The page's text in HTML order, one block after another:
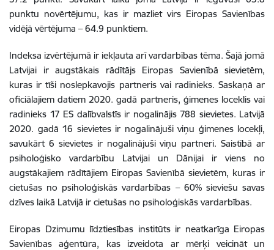
punktu novērtējumu, kas ir mazliet virs Eiropas Savienības
vidējā vērtējuma – 64.9 punktiem.
Indeksa izvērtējumā ir iekļauta arī vardarbības tēma. Šajā jomā
Latvijai ir augstākais rādītājs Eiropas Savienībā sievietēm,
kuras ir tīši noslepkavojis partneris vai radinieks. Saskaņā ar
oficiālajiem datiem 2020. gadā partneris, ģimenes loceklis vai
radinieks 17 ES dalībvalstīs ir nogalinājis 788 sievietes. Latvijā
2020. gadā 16 sievietes ir nogalinājuši viņu ģimenes locekļi,
savukārt 6 sievietes ir nogalinājuši viņu partneri. Saistībā ar
psiholoģisko vardarbību Latvijai un Dānijai ir viens no
augstākajiem rādītājiem Eiropas Savienībā sievietēm, kuras ir
cietušas no psiholoģiskās vardarbības – 60% sieviešu savas
dzīves laikā Latvijā ir cietušas no psiholoģiskās vardarbības.
Eiropas Dzimumu līdztiesības institūts ir neatkarīga Eiropas
Savienības aģentūra, kas izveidota ar mērķi veicināt un